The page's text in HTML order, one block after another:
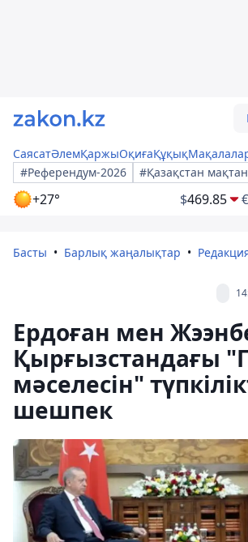
СаясатӘлемҚаржыОқиғаҚұқық
#Референдум-2026
#Қазақстан
+27° $469.85 €
Басты Барлық жаңалықтар
Ердоған мен
Қырғызстандағы
мәселесін"
шешпек